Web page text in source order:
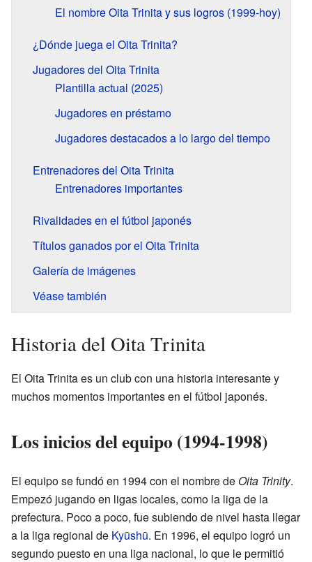
El nombre Oita Trinita y sus logros (1999-hoy)
¿Dónde juega el Oita Trinita?
Jugadores del Oita Trinita
Plantilla actual (2025)
Jugadores en préstamo
Jugadores destacados a lo largo del tiempo
Entrenadores del Oita Trinita
Entrenadores importantes
Rivalidades en el fútbol japonés
Títulos ganados por el Oita Trinita
Galería de imágenes
Véase también
Historia del Oita Trinita
El Oita Trinita es un club con una historia interesante y
muchos momentos importantes en el fútbol japonés.
Los inicios del equipo (1994-1998)
El equipo se fundó en 1994 con el nombre de Oita Trinity.
Empezó jugando en ligas locales, como la liga de la
prefectura. Poco a poco, fue subiendo de nivel hasta llegar
a la liga regional de Kyūshū. En 1996, el equipo logró un
segundo puesto en una liga nacional, lo que le permitió